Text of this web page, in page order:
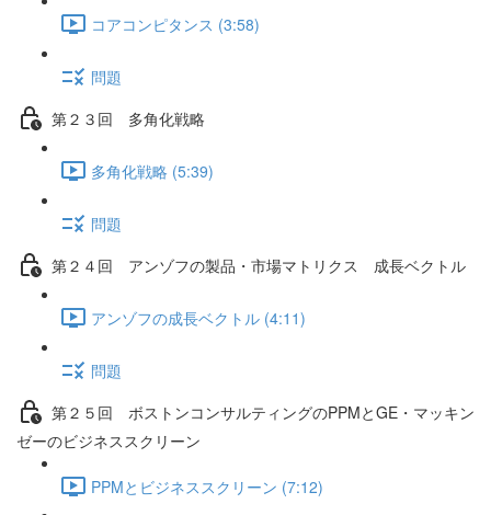
コアコンピタンス (3:58)
問題
第２３回 多角化戦略
多角化戦略 (5:39)
問題
第２４回 アンゾフの製品・市場マトリクス 成長ベクトル
アンゾフの成長ベクトル (4:11)
問題
第２５回 ボストンコンサルティングのPPMとGE・マッキン
ゼーのビジネススクリーン
PPMとビジネススクリーン (7:12)